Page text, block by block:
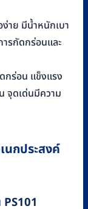
าย มีน้ำหนักเบา
รกัดกร่อนและ
ร่อน แข็งแรง
จุดเด่นมีความ
นกประสงค์